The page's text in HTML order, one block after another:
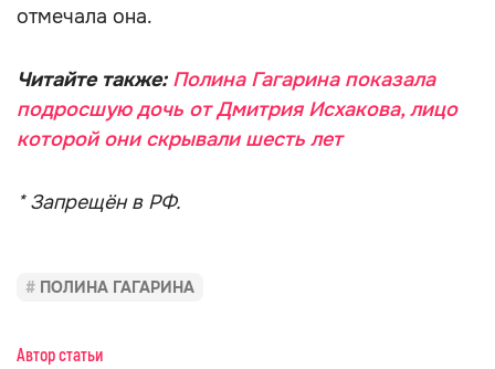
отмечала она.
Читайте также: Полина Гагарина показала
подросшую дочь от Дмитрия Исхакова, лицо
которой они скрывали шесть лет
* Запрещён в РФ.
ПОЛИНА ГАГАРИНА
Автор статьи